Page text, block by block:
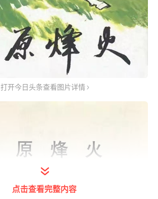
打开今日头条查看图片详情
点击查看完整内容